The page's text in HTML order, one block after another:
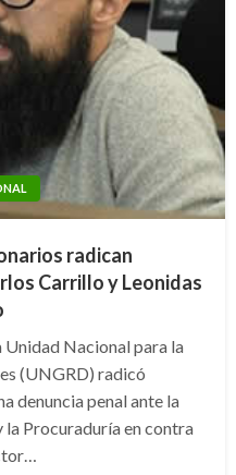
radican
Carrillo y Leonidas
Unidad Nacional para la
(UNGRD) radicó
denuncia penal ante la
la Procuraduría en contra